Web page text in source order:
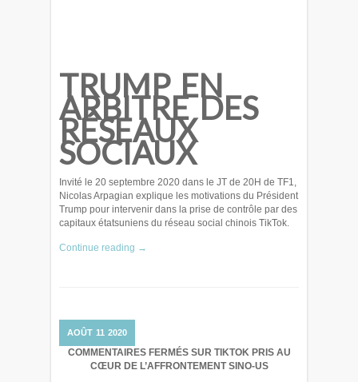
TRUMP EN
ARBITRE DES
RÉSEAUX
SOCIAUX
Invité le 20 septembre 2020 dans le JT de 20H de TF1,
Nicolas Arpagian explique les motivations du Président
Trump pour intervenir dans la prise de contrôle par des
capitaux étatsuniens du réseau social chinois TikTok.
Continue reading →
AOÛT 11 2020
COMMENTAIRES FERMÉSSUR TIKTOK PRIS AU
CŒUR DE L’AFFRONTEMENT SINO-US